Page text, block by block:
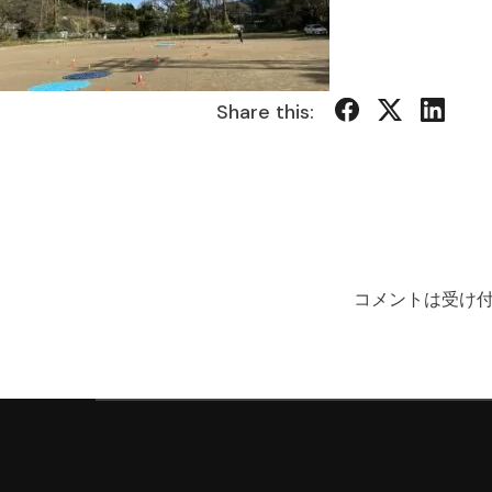
Share this:
コメントは受け